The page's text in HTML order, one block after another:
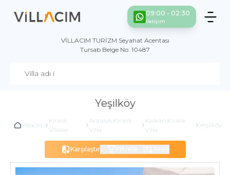
09:00 - 02:30
İletişim
VİLLACIM TURİZM Seyahat Acentası
Tursab Belge No: 10487
Yeşilköy
Villacım
Kiralık
Villalar
Antalya Kiralık
Villa
Kalkan Kiralık
Villa
Yeşilköy
Karşılaştır